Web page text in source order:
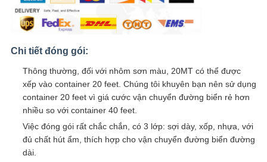
Chi tiết đóng gói:
Thông thường, đối với nhôm sơn màu, 20MT có thể được
xếp vào container 20 feet. Chúng tôi khuyên bạn nên sử dụng
container 20 feet vì giá cước vận chuyển đường biển rẻ hơn
nhiều so với container 40 feet.
Việc đóng gói rất chắc chắn, có 3 lớp: sợi dày, xốp, nhựa, với
đủ chất hút ẩm, thích hợp cho vận chuyển đường biển đường
dài.